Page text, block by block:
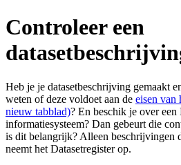
Controleer een
Heb je je datasetbeschrijving gemaakt
weten of deze voldoet aan de eisen van
nieuw tabblad)? En beschik je over
informatiesysteem? Dan gebeurt die
is dit belangrijk? Alleen beschrijvingen
neemt het Datasetregister op.